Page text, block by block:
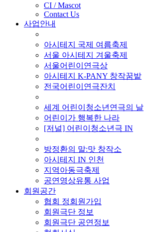
CI / Mascot
Contact Us
사업안내
아시테지 국제 여름축제
서울 아시테지 겨울축제
서울어린이연극상
아시테지 K-PANY 창작꿈밭
전국어린이연극잔치
세계 어린이청소년연극의 날
어린이가 행복한 나라
[저널] 어린이청소년극 IN
방정환의 말:맛 창작소
아시테지 IN 인천
지역아동극축제
공연영상유통 사업
회원공간
협회 정회원가입
회원극단 정보
회원극단 공연정보